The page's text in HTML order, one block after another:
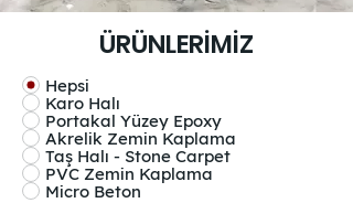
ÜRÜNLERİMİZ
Hepsi
Karo Halı
Portakal Yüzey Epoxy
Akrelik Zemin Kaplama
Taş Halı - Stone Carpet
PVC Zemin Kaplama
Micro Beton